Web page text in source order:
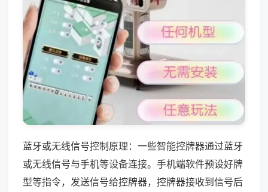
蓝牙或无线信号控制原理：一些智能控牌器通过蓝牙
或无线信号与手机等设备连接。手机端软件预设好牌
型等指令，发送信号给控牌器，控牌器接收到信号后